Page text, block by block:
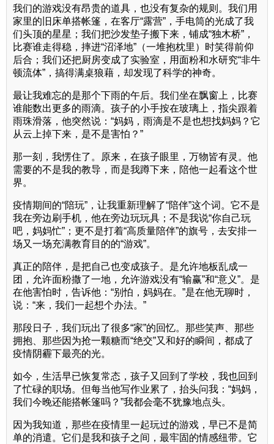
我们的游戏没有昂贵的道具，也没有复杂的规则。我们用
家里的旧床单搭帐篷，在客厅“露营”，手电筒的光成了我
们头顶的星星；我们把沙发垫子搬下来，铺成“独木桥”，
比赛谁走得稳，摔进“沼泽地”（一堆抱枕里）时笑得前仰
后合；我们还把厨房变成了实验室，用面粉和水研究“非牛
顿流体”，搞得满桌狼藉，却发现了科学的神奇。
最让我难忘的是那个下雨的午后。我们坐在飘窗上，比赛
谁能数出更多的雨滴。孩子的小手按在玻璃上，指尖跟着
雨珠滑落，他突然说：“妈妈，雨滴是不是也想找妈妈？它
从云上掉下来，是不是害怕？”
那一刻，我愣住了。原来，在孩子眼里，万物皆有灵。他
需要的不是我的教导，而是我蹲下来，陪他一起看这个世
界。
疫情期间的“陪玩”，让我重新理解了“陪伴”这个词。它不是
我在旁边刷手机，他在旁边玩玩具；不是我说“你自己玩
吧，妈妈忙”；更不是打着“高质量陪伴”的旗号，去安排一
场又一场充满教育目的的“游戏”。
真正的陪伴，是把自己也变成孩子。是允许地板乱成一
团，允许面粉撒了一地，允许游戏没有“输赢”和“意义”。是
在他害怕时，告诉他：“别怕，妈妈在。”是在他无聊时，
说：“来，我们一起想个办法。”
那段日子，我们玩出了很多“家”的回忆。那些笑声、那些
拥抱、那些因为抢一颗糖而“绝交”又和好的瞬间，都成了
疫情阴霾下最亮的光。
如今，生活早已恢复常态，孩子又回到了学校，我也回到
了忙碌的职场。但每当他写作业累了，抬头问我：“妈妈，
我们今晚还能搭帐篷吗？”我都会毫不犹豫地点头。
因为我知道，那些在疫情里一起玩过的游戏，早已不是简
单的消遣。它们是我和孩子之间，最牢固的情感纽带。它